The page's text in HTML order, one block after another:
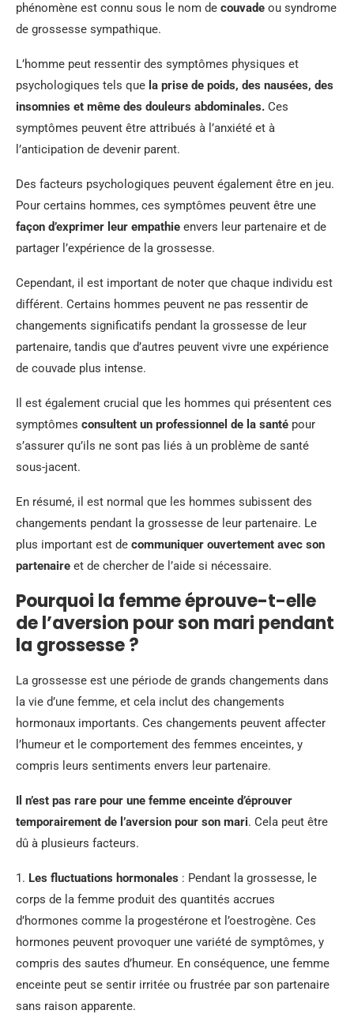
phénomène est connu sous le nom de couvade ou syndrome
de grossesse sympathique.
L’homme peut ressentir des symptômes physiques et
psychologiques tels que la prise de poids, des nausées, des
insomnies et même des douleurs abdominales. Ces
symptômes peuvent être attribués à l’anxiété et à
l’anticipation de devenir parent.
Des facteurs psychologiques peuvent également être en jeu.
Pour certains hommes, ces symptômes peuvent être une
façon d’exprimer leur empathie envers leur partenaire et de
partager l’expérience de la grossesse.
Cependant, il est important de noter que chaque individu est
différent. Certains hommes peuvent ne pas ressentir de
changements significatifs pendant la grossesse de leur
partenaire, tandis que d’autres peuvent vivre une expérience
de couvade plus intense.
Il est également crucial que les hommes qui présentent ces
symptômes consultent un professionnel de la santé pour
s’assurer qu’ils ne sont pas liés à un problème de santé
sous-jacent.
En résumé, il est normal que les hommes subissent des
changements pendant la grossesse de leur partenaire. Le
plus important est de communiquer ouvertement avec son
partenaire et de chercher de l’aide si nécessaire.
Pourquoi la femme éprouve-t-elle
de l’aversion pour son mari pendant
la grossesse ?
La grossesse est une période de grands changements dans
la vie d’une femme, et cela inclut des changements
hormonaux importants. Ces changements peuvent affecter
l’humeur et le comportement des femmes enceintes, y
compris leurs sentiments envers leur partenaire.
Il n’est pas rare pour une femme enceinte d’éprouver
temporairement de l’aversion pour son mari. Cela peut être
dû à plusieurs facteurs.
1. Les fluctuations hormonales : Pendant la grossesse, le
corps de la femme produit des quantités accrues
d’hormones comme la progestérone et l’oestrogène. Ces
hormones peuvent provoquer une variété de symptômes, y
compris des sautes d’humeur. En conséquence, une femme
enceinte peut se sentir irritée ou frustrée par son partenaire
sans raison apparente.